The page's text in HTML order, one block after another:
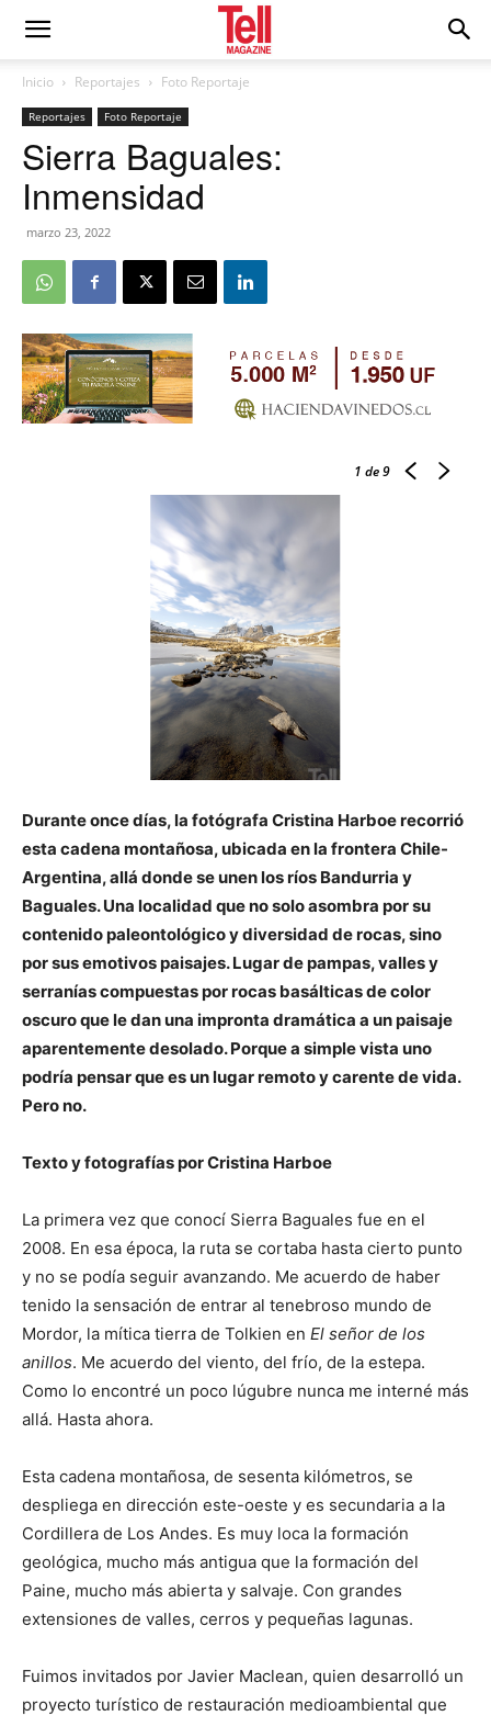
Inicio Reportajes Foto Reportaje
Reportajes Foto Reportaje
Sierra Baguales:
Inmensidad
marzo 23, 2022
1 de 9
Durante once días, la fotógrafa Cristina Harboe recorrió
esta cadena montañosa, ubicada en la frontera Chile-
Argentina, allá donde se unen los ríos Bandurria y
Baguales. Una localidad que no solo asombra por su
contenido paleontológico y diversidad de rocas, sino
por sus emotivos paisajes. Lugar de pampas, valles y
serranías compuestas por rocas basálticas de color
oscuro que le dan una impronta dramática a un paisaje
aparentemente desolado. Porque a simple vista uno
podría pensar que es un lugar remoto y carente de vida.
Pero no.
Texto y fotografías por Cristina Harboe
La primera vez que conocí Sierra Baguales fue en el
2008. En esa época, la ruta se cortaba hasta cierto punto
y no se podía seguir avanzando. Me acuerdo de haber
tenido la sensación de entrar al tenebroso mundo de
Mordor, la mítica tierra de Tolkien en El señor de los
anillos. Me acuerdo del viento, del frío, de la estepa.
Como lo encontré un poco lúgubre nunca me interné más
allá. Hasta ahora.
Esta cadena montañosa, de sesenta kilómetros, se
despliega en dirección este-oeste y es secundaria a la
Cordillera de Los Andes. Es muy loca la formación
geológica, mucho más antigua que la formación del
Paine, mucho más abierta y salvaje. Con grandes
extensiones de valles, cerros y pequeñas lagunas.
Fuimos invitados por Javier Maclean, quien desarrolló un
proyecto turístico de restauración medioambiental que